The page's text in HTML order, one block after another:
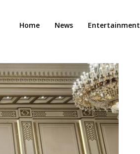
Home News Entertainment